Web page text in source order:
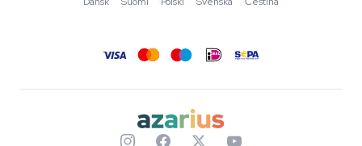
Outils & Calculateurs